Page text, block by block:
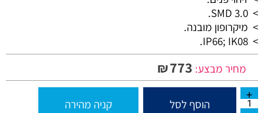
>
SMD 3.0.
> מיקרופון מובנה.
>
IP66; IK08.
מחיר מבצע:
₪773
הוסף לסל קניה מהירה